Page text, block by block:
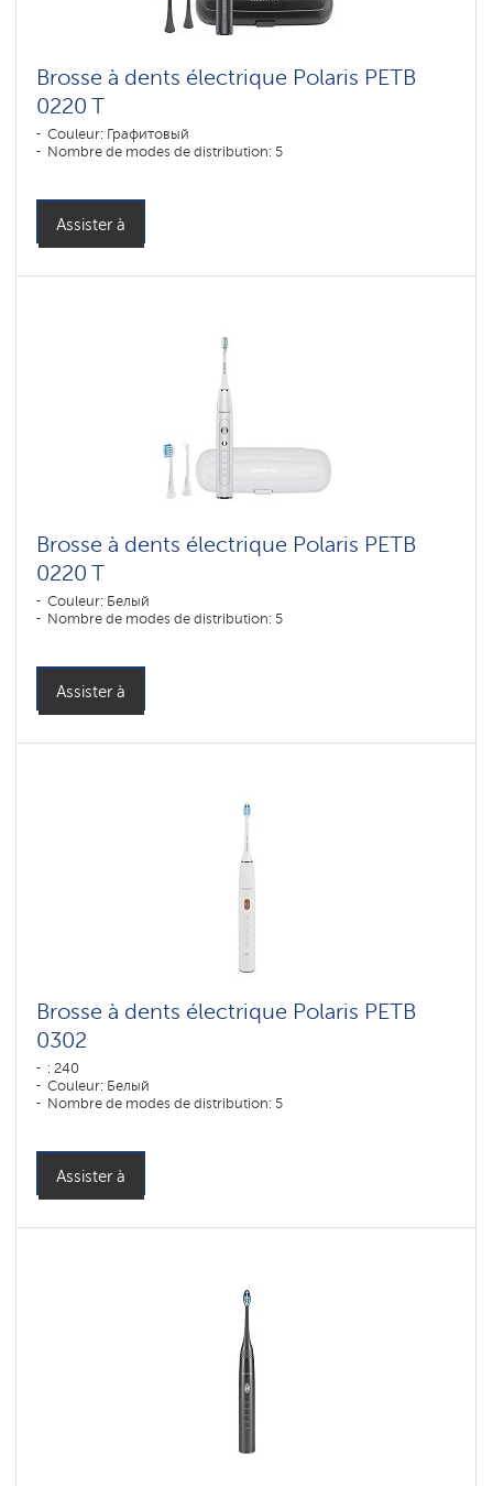
Brosse à dents électrique Polaris PETB
0220 T
Couleur: Графитовый
Nombre de modes de distribution: 5
Assister à
Brosse à dents électrique Polaris PETB
0220 T
Couleur: Белый
Nombre de modes de distribution: 5
Assister à
Brosse à dents électrique Polaris PETB
0302
: 240
Couleur: Белый
Nombre de modes de distribution: 5
Assister à